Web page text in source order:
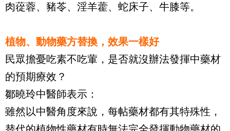
肉蓯蓉、豬苓、淫羊藿、蛇床子、牛膝等。
植物、動物藥方替換，效果一樣好
民眾擔憂吃素不吃葷，是否就沒辦法發揮中藥材
的預期療效？
鄒曉玲中醫師表示：
雖然以中醫角度來說，每帖藥材都有其特殊性，